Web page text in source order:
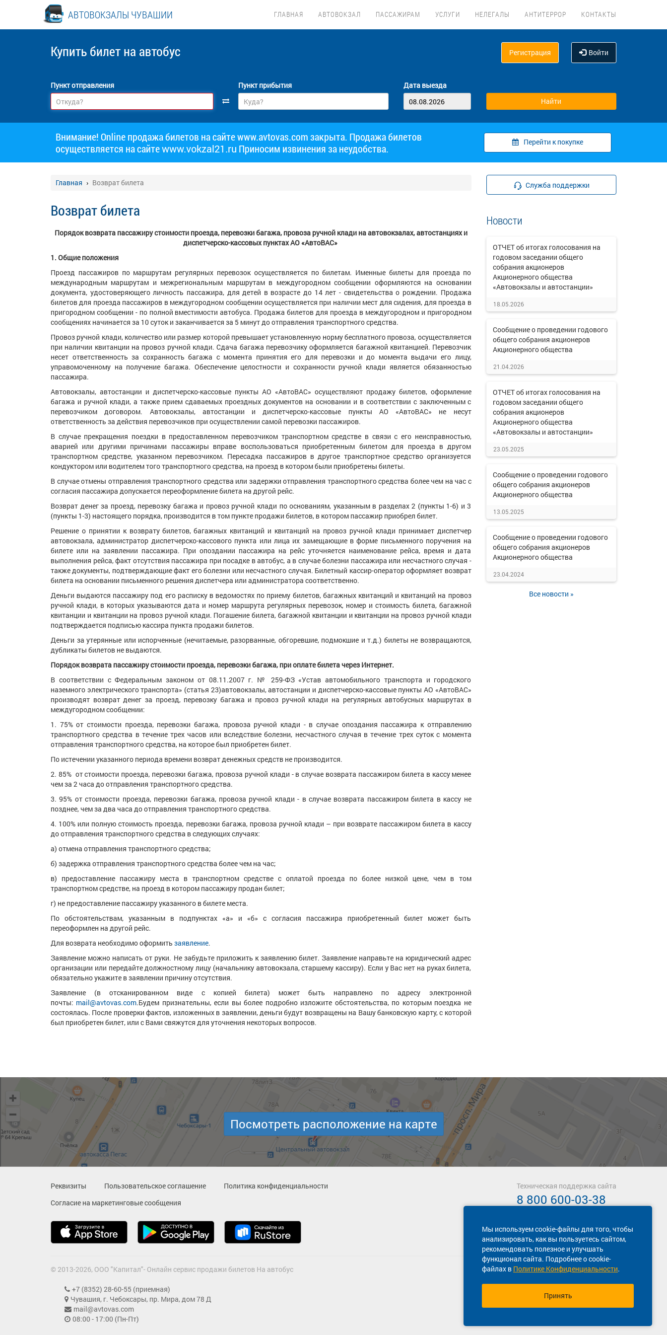
АВТОВОКЗАЛЫ ЧУВАШИИ ГЛАВНАЯ АВТОВОКЗАЛ ПАССАЖИРАМ УСЛУГИ НЕЛЕГАЛЫ АНТИТЕРРОР КОНТАКТЫ
Купить билет на автобус Регистрация Войти
Пункт отправления Пункт прибытия Дата выезда
Внимание! Online продажа билетов на сайте www.avtovas.com закрыта. Продажа билетов
осуществляется на сайтеwww.vokzal21.ru Приносим извинения за неудобства.
Перейти к покупке
Главная Возврат билета
Возврат билета
Порядоквозврата пассажиру стоимости проезда, перевозки багажа, провоза ручной клади на автовокзалах, автостанциях и
диспетчерско-кассовых пунктахАО «АвтоВАС»
1. Общие положения
Проезд пассажиров по маршрутам регулярных перевозок осуществляется по билетам. Именные билеты для проезда по
международным маршрутам и межрегиональным маршрутам в междугородном сообщении оформляются на основании
документа, удостоверяющего личность пассажира, для детей в возрасте до 14 лет - свидетельства о рождении. Продажа
билетов для проезда пассажиров в междугородном сообщении осуществляется при наличии мест для сидения, для проезда в
пригородном сообщении - по полной вместимости автобуса. Продажа билетов для проезда в междугородном и пригородном
сообщениях начинается за 10 суток и заканчивается за 5 минут до отправления транспортного средства.
Провоз ручной клади, количество или размер которой превышает установленную норму бесплатного провоза, осуществляется
при наличии квитанции на провоз ручной клади. Сдача багажа перевозчику оформляется багажной квитанцией. Перевозчик
несет ответственность за сохранность багажа с момента принятия его для перевозки и до момента выдачи его лицу,
управомоченному на получение багажа. Обеспечение целостности и сохранности ручной клади является обязанностью
пассажира.
Автовокзалы, автостанции и диспетчерско-кассовые пункты АО «АвтоВАС» осуществляют продажу билетов, оформление
багажа и ручной клади, а также прием сдаваемых проездных документов на основании и в соответствии с заключенным с
перевозчиком договором. Автовокзалы, автостанции и диспетчерско-кассовые пункты АО «АвтоВАС» не несут
ответственность за действия перевозчиков при осуществлении самой перевозки пассажиров.
В случае прекращения поездки в предоставленном перевозчиком транспортном средстве в связи с его неисправностью,
аварией или другими причинами пассажиры вправе воспользоваться приобретенным билетом для проезда в другом
транспортном средстве, указанном перевозчиком. Пересадка пассажиров в другое транспортное средство организуется
кондуктором или водителем того транспортного средства, на проезд в котором были приобретены билеты.
В случае отмены отправления транспортного средства или задержки отправления транспортного средства более чем на час с
согласия пассажира допускается переоформление билета на другой рейс.
Возврат денег за проезд, перевозку багажа и провоз ручной клади по основаниям, указанным в разделах 2 (пункты 1-6) и 3
(пункты 1-3) настоящего порядка, производится в том пункте продажи билетов, в котором пассажир приобрел билет.
Решение о принятии к возврату билетов, багажных квитанций и квитанций на провоз ручной клади принимает диспетчер
автовокзала, администратор диспетчерско-кассового пункта или лица их замещающие в форме письменного поручения на
билете или на заявлении пассажира. При опоздании пассажира на рейс уточняется наименование рейса, время и дата
выполнения рейса, факт отсутствия пассажира при посадке в автобус, а в случае болезни пассажира или несчастного случая -
также документы, подтверждающие факт его болезни или несчастного случая. Билетный кассир-оператор оформляет возврат
билета на основании письменного решения диспетчера или администратора соответственно.
Деньги выдаются пассажиру под его расписку в ведомостях по приему билетов, багажных квитанций и квитанций на провоз
ручной клади, в которых указываются дата и номер маршрута регулярных перевозок, номер и стоимость билета, багажной
квитанции и квитанции на провоз ручной клади. Погашение билета, багажной квитанции и квитанции на провоз ручной клади
подтверждается подписью кассира пункта продажи билетов.
Деньги за утерянные или испорченные (нечитаемые, разорванные, обгоревшие, подмокшие и т.д.) билеты не возвращаются,
дубликаты билетов не выдаются.
Порядок возврата пассажиру стоимости проезда, перевозки багажа, при оплате билета через Интернет.
В соответствии с Федеральным законом от 08.11.2007 г. № 259-ФЗ «Устав автомобильного транспорта и городского
наземного электрического транспорта» (статья 23)автовокзалы, автостанции и диспетчерско-кассовые пункты АО «АвтоВАС»
производят возврат денег за проезд, перевозку багажа и провоз ручной клади на регулярных автобусных маршрутах в
междугородном сообщении:
1. 75% от стоимости проезда, перевозки багажа, провоза ручной клади - в случае опоздания пассажира к отправлению
транспортного средства в течение трех часов или вследствие болезни, несчастного случая в течение трех суток с момента
отправления транспортного средства, на которое был приобретен билет.
По истечении указанного периода времени возврат денежных средств не производится.
2. 85% от стоимости проезда, перевозки багажа, провоза ручной клади - в случае возврата пассажиром билета в кассу менее
чем за 2 часа до отправления транспортного средства.
3. 95% от стоимости проезда, перевозки багажа, провоза ручной клади - в случае возврата пассажиром билета в кассу не
позднее, чем за два часа до отправления транспортного средства.
4. 100% или полную стоимость проезда, перевозки багажа, провоза ручной клади – при возврате пассажиром билета в кассу
до отправления транспортного средства в следующих случаях:
а) отмена отправления транспортного средства;
б) задержка отправления транспортного средства более чем на час;
в) предоставление пассажиру места в транспортном средстве с оплатой проезда по более низкой цене, чем в том
транспортном средстве, на проезд в котором пассажиру продан билет;
г) не предоставление пассажиру указанного в билете места.
По обстоятельствам, указанным в подпунктах «а» и «б» с согласия пассажира приобретенный билет может быть
переоформлен на другой рейс.
Для возврата необходимо оформить заявление.
Заявление можно написать от руки. Не забудьте приложить к заявлению билет. Заявление направьте на юридический адрес
организации или передайте должностному лицу (начальнику автовокзала, старшему кассиру). Если у Вас нет на руках билета,
обязательно укажите в заявлении причину отсутствия.
Заявление (в отсканированном виде с копией билета) может быть направлено по адресу электронной
почты: mail@avtovas.com.Будем признательны, если вы более подробно изложите обстоятельства, по которым поездка не
состоялась. После проверки фактов, изложенных в заявлении, деньги будут возвращены на Вашу банковскую карту, с которой
был приобретен билет, или с Вами свяжутся для уточнения некоторых вопросов.
Служба поддержки
Новости
ОТЧЕТ об итогах голосования на
годовом заседании общего
собрания акционеров
Акционерного общества
«Автовокзалы и автостанции»
18.05.2026
Сообщение о проведении годового
общего собрания акционеров
Акционерного общества
21.04.2026
ОТЧЕТ об итогах голосования на
годовом заседании общего
собрания акционеров
Акционерного общества
«Автовокзалы и автостанции»
23.05.2025
Сообщение о проведении годового
общего собрания акционеров
Акционерного общества
13.05.2025
Сообщение о проведении годового
общего собрания акционеров
Акционерного общества
23.04.2024
Все новости »
Мы используем cookie-файлы для того, чтобы
анализировать, как вы пользуетесь сайтом,
рекомендовать полезное и улучшать
функционал сайта. Подробнее о cookie-
файлах в Политике Конфиденциальности.
Принять
Посмотреть расположение на карте
Реквизиты Пользовательское соглашение
Политика конфиденциальности
Согласие на маркетинговые сообщения
Техническая поддержка сайта
8 800 600-03-38
© 2013-2026, ООО "Капитал"- Онлайн сервис продажи билетов На автобус
+7 (8352) 28-60-55 (приемная)
Чувашия, г. Чебоксары, пр. Мира, дом 78 Д
mail@avtovas.com
08:00 - 17:00 (Пн-Пт)